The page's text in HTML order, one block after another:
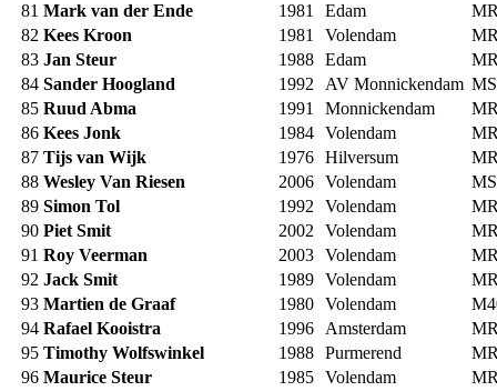
81 Mark van der Ende 1981 Edam
82 Kees Kroon 1981 Volendam
83 Jan Steur 1988 Edam
84 Sander Hoogland 1992 AV Monnickendam
85 Ruud Abma 1991 Monnickendam
86 Kees Jonk 1984 Volendam
87 Tijs van Wijk 1976 Hilversum
88 Wesley Van Riesen 2006 Volendam
89 Simon Tol 1992 Volendam
90 Piet Smit 2002 Volendam
91 Roy Veerman 2003 Volendam
92 Jack Smit 1989 Volendam
93 Martien de Graaf 1980 Volendam
94 Rafael Kooistra 1996 Amsterdam
95 Timothy Wolfswinkel 1988 Purmerend
96 Maurice Steur 1985 Volendam